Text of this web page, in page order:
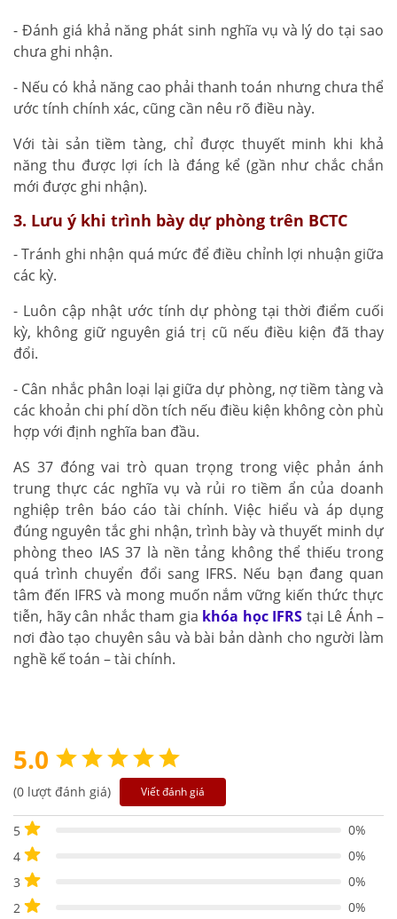
- Đánh giá khả năng phát sinh nghĩa vụ và lý do tại sao
chưa ghi nhận.
- Nếu có khả năng cao phải thanh toán nhưng chưa thể
ước tính chính xác, cũng cần nêu rõ điều này.
Với tài sản tiềm tàng, chỉ được thuyết minh khi khả
năng thu được lợi ích là đáng kể (gần như chắc chắn
mới được ghi nhận).
3. Lưu ý khi trình bày dự phòng trên BCTC
- Tránh ghi nhận quá mức để điều chỉnh lợi nhuận giữa
các kỳ.
- Luôn cập nhật ước tính dự phòng tại thời điểm cuối
kỳ, không giữ nguyên giá trị cũ nếu điều kiện đã thay
đổi.
- Cân nhắc phân loại lại giữa dự phòng, nợ tiềm tàng và
các khoản chi phí dồn tích nếu điều kiện không còn phù
hợp với định nghĩa ban đầu.
AS 37 đóng vai trò quan trọng trong việc phản ánh
trung thực các nghĩa vụ và rủi ro tiềm ẩn của doanh
nghiệp trên báo cáo tài chính. Việc hiểu và áp dụng
đúng nguyên tắc ghi nhận, trình bày và thuyết minh dự
phòng theo IAS 37 là nền tảng không thể thiếu trong
quá trình chuyển đổi sang IFRS. Nếu bạn đang quan
tâm đến IFRS và mong muốn nắm vững kiến thức thực
tiễn, hãy cân nhắc tham gia khóa học IFRS tại Lê Ánh –
nơi đào tạo chuyên sâu và bài bản dành cho người làm
nghề kế toán – tài chính.
5.0
(0 lượt đánh giá) Viết đánh giá
5
0%
4
0%
3
0%
2
0%